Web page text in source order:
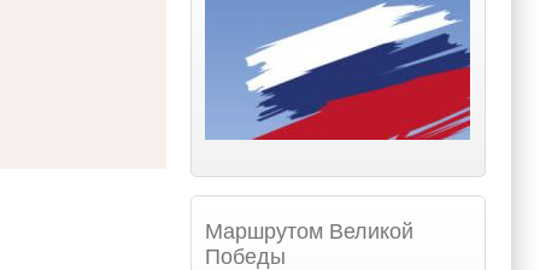
Маршрутом Великой
Победы